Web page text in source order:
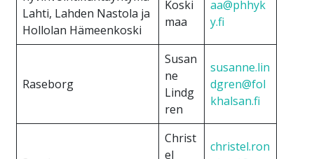
Lahti, Lahden Nastola ja
Hollolan Hämeenkoski
Koski
maa
aa@phhyk
y.fi
Raseborg
Susan
ne
Lindg
ren
susanne.lin
dgren@fol
khalsan.fi
Christ
el
christel.ron